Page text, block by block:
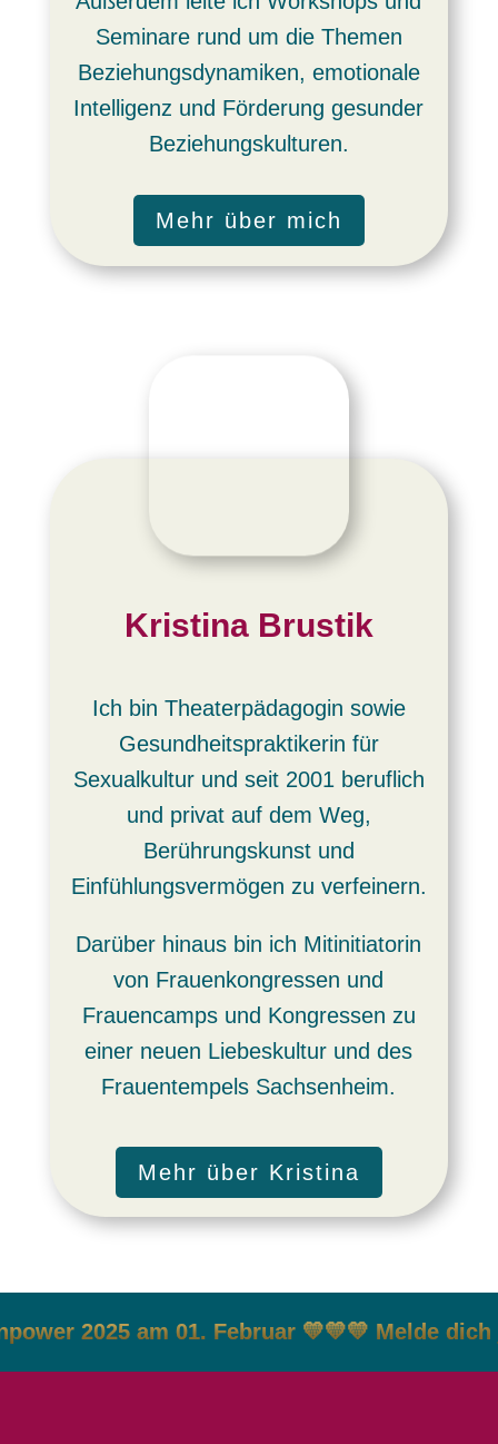
Seminare rund um die Themen
Beziehungsdynamiken, emotionale
Intelligenz und Förderung gesunder
Beziehungskulturen.
Mehr über mich
Kristina Brustik
Ich bin Theaterpädagogin sowie
Gesundheitspraktikerin für
Sexualkultur und seit 2001 beruflich
und privat auf dem Weg,
Berührungskunst und
Einfühlungsvermögen zu verfeinern.
Darüber hinaus bin ich Mitinitiatorin
von Frauenkongressen und
Frauencamps und Kongressen zu
einer neuen Liebeskultur und des
Frauentempels Sachsenheim.
Mehr über Kristina
am 01. Februar 💛💛💛 Melde dich jetzt